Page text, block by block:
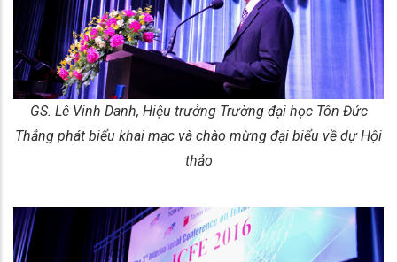
GS. Lê Vinh Danh, Hiệu trưởng Trường đại học Tôn Đức
Thắng phát biểu khai mạc và chào mừng đại biểu về dự Hội
thảo